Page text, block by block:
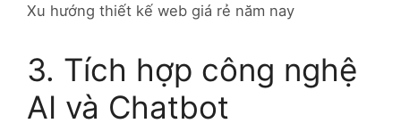
Xu hướng thiết kế web giá rẻ năm nay
3. Tích hợp công nghệ
AI và Chatbot